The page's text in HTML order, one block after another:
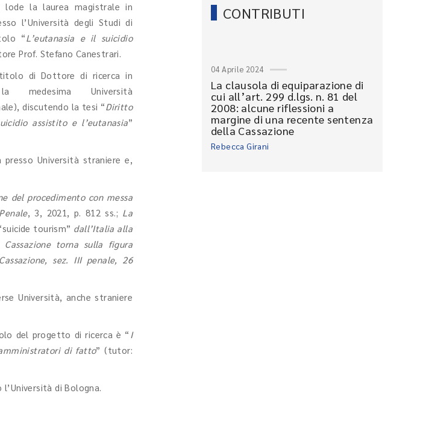
la laurea magistrale in
l’Università degli Studi di
“L’eutanasia e il suicidio
Prof. Stefano Canestrari.
di Dottore di ricerca in
medesima Università
discutendo la tesi “Diritto
assistito e l’eutanasia”
Università straniere e,
del procedimento con messa
, 3, 2021, p. 812 ss.; La
tourism” dall’Italia alla
Cassazione torna sulla figura
sez. III penale, 26
Università, anche straniere
del progetto di ricerca è “ I
di fatto” (tutor:
di Bologna.
CONTRIBUTI
04 Aprile 2024
La clausola di equiparazione di
cui all’art. 299 d.lgs. n. 81 del
2008: alcune riflessioni a
margine di una recente sentenza
della Cassazione
Rebecca Girani